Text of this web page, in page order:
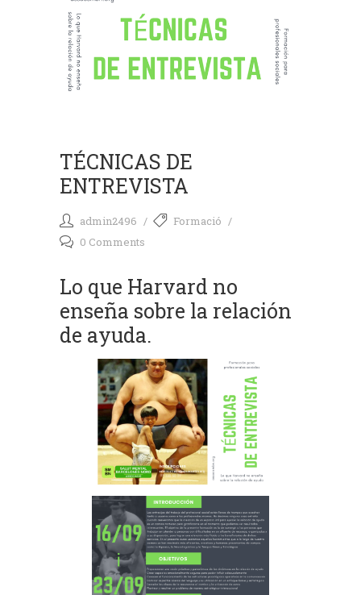
TÉCNICAS DE
ENTREVISTA
admin2496
Formació
0 Comments
Lo que Harvard no
enseña sobre la relación
de ayuda.